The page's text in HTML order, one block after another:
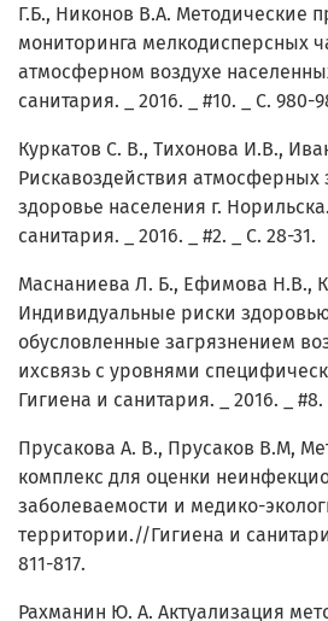
Г.Б., Никонов В.А. Методические
мониторинга мелкодисперсных
атмосферном воздухе
санитария. _ 2016. _ #10. _ С. 980-
Куркатов С. В., Тихонова И.В.,
Рискавоздействия атмосферных
здоровье населения г.
санитария. _ 2016. _ #2. _ С. 28-31.
Маснаниева Л. Б., Ефимова Н.В.,
Индивидуальные риски
обусловленные загрязнением
ихсвязь с уровнями
Гигиена и санитария. _ 2016. _ #8.
Прусакова А. В., Прусаков В.М,
комплекс для оценки
заболеваемости и медико-
территории.//Гигиена и
811-817.
Рахманин Ю. А. Актуализация